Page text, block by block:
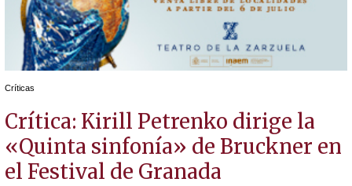
Críticas
Crítica: Kirill Petrenko dirige la
«Quinta sinfonía» de Bruckner en
el Festival de Granada